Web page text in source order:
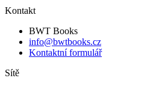
Kontakt
BWT Books
info@bwtbooks.cz
Kontaktní formulář
Sítě